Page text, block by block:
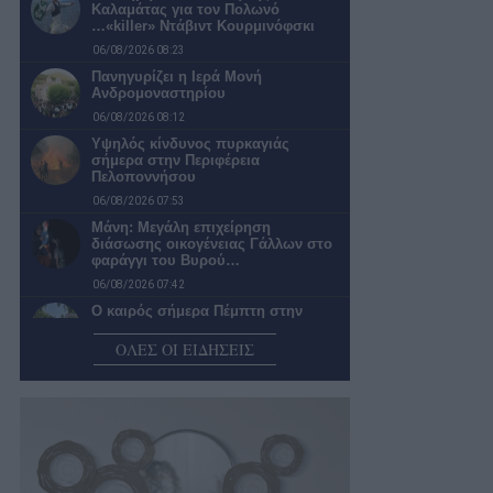
Καλαμάτας για τον Πολωνό
…«killer» Ντάβιντ Κουρμινόφσκι
06/08/2026 08:23
Πανηγυρίζει η Ιερά Μονή
Ανδρομοναστηρίου
06/08/2026 08:12
Υψηλός κίνδυνος πυρκαγιάς
σήμερα στην Περιφέρεια
Πελοποννήσου
06/08/2026 07:53
Μάνη: Μεγάλη επιχείρηση
διάσωσης οικογένειας Γάλλων στο
φαράγγι του Βυρού…
06/08/2026 07:42
Ο καιρός σήμερα Πέμπτη στην
06/08/2026 07:19
Επερώτηση της Λαϊκής
05/08/2026 22:30
Νέα φοιτητική εστία… Μια λύση που
θα άφηνε «ήσυχους» τους…
ΟΛΕΣ ΟΙ ΕΙΔΗΣΕΙΣ